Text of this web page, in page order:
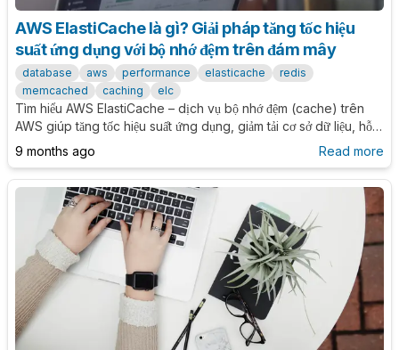
AWS ElastiCache là gì? Giải pháp tăng tốc hiệu
suất ứng dụng với bộ nhớ đệm trên đám mây
database aws performance elasticache
redis
memcached
caching elc
Tìm hiểu AWS ElastiCache – dịch vụ bộ nhớ đệm (cache) trên
AWS giúp tăng tốc hiệu suất ứng dụng, giảm tải cơ sở dữ liệu, hỗ
trợ Redis và Memcached, cùng các trường hợp sử dụng thực tế
và best practices.
9 months ago Read more